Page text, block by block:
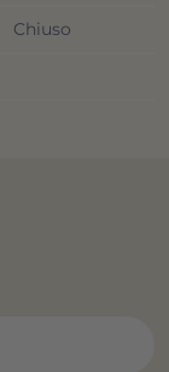
Chiuso